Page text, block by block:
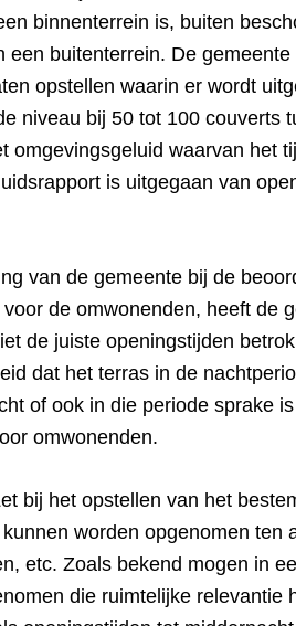
binnenterrein is, buiten
een buitenterrein. De
opstellen waarin er wordt
niveau bij 50 tot 100 couverts
omgevingsgeluid waarvan het
is uitgegaan van
van de gemeente bij de
de omwonenden, heeft de
de juiste openingstijden
dat het terras in de
of ook in die periode sprake
omwonenden.
bij het opstellen van het
worden opgenomen
etc. Zoals bekend mogen in
die ruimtelijke relevantie